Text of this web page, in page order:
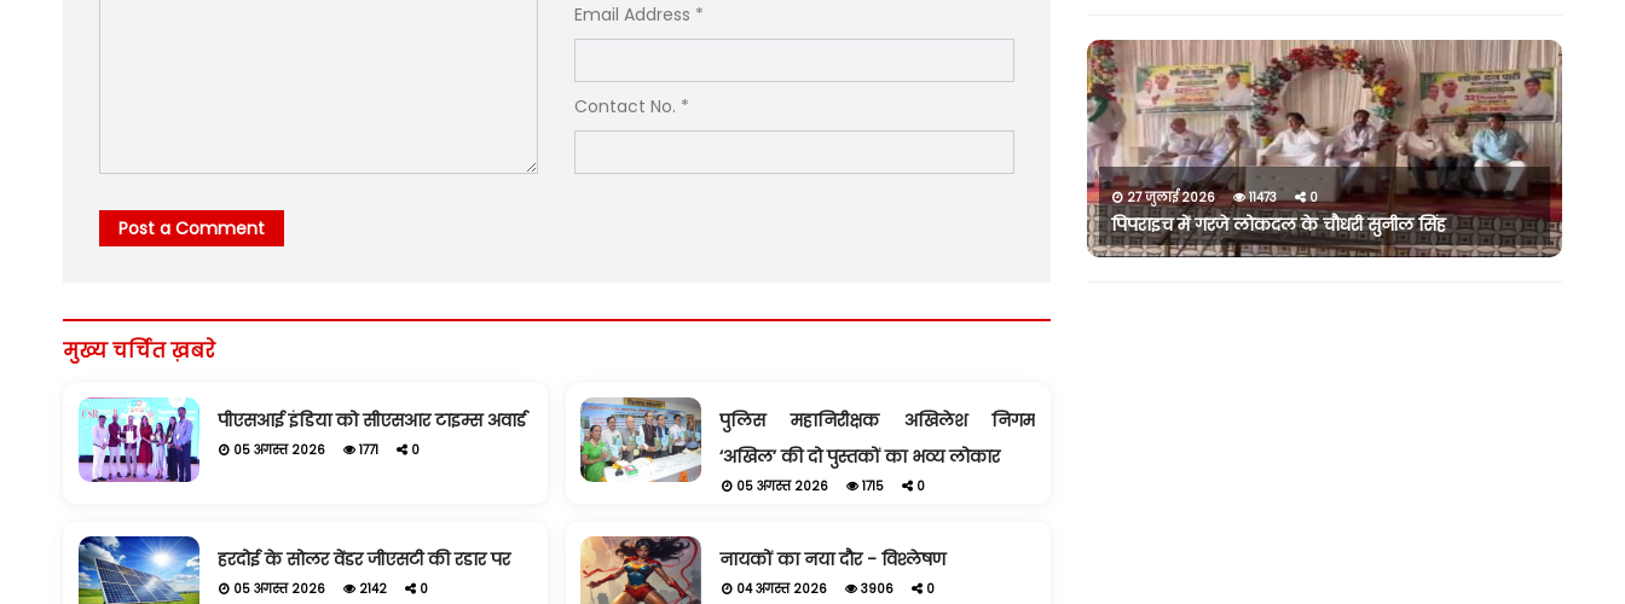
Email Address *
Contact No. *
Post a Comment
मुख्य चर्चित ख़बरे
पीएसआई इंडिया को सीएसआर टाइम्स अवार्ड
05 अगस्त 2026 1771 0
पुलिस महानिरीक्षक अखिलेश निगम
‘अखिल’ की दो पुस्तकों का भव्य लोकार
05 अगस्त 2026 1715 0
हरदोई के सोलर वेंडर जीएसटी की रडार पर
05 अगस्त 2026 2142 0
नायकों का नया दौर - विश्लेषण
04 अगस्त 2026 3906 0
27 जुलाई 2026 11473 0
पिपराइच में गरजे लोकदल के चौधरी सुनील सिंह